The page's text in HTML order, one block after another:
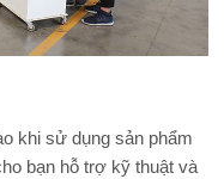
khi sử dụng sản phẩm
bạn hỗ trợ kỹ thuật và